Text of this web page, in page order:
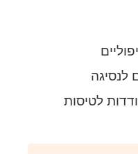
לנסיגה
לטיסות